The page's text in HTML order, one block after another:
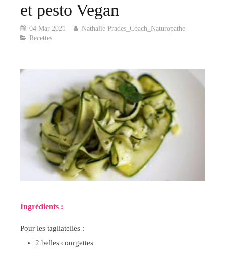
et pesto Vegan
04 Mar 2021
Nathalie Prades_Coach_Naturopathe
Recettes
Ingrédients :
Pour les tagliatelles :
2 belles courgettes